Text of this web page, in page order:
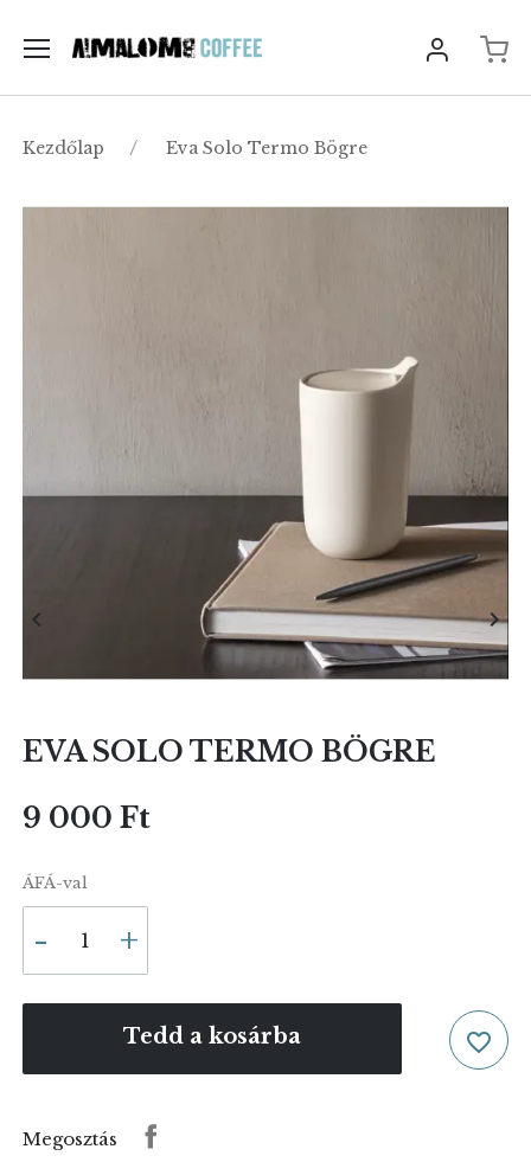
Kezdőlap Eva Solo Termo Bögre
 
EVA SOLO TERMO BÖGRE
9 000 Ft
ÁFÁ-val
Tedd a kosárba favorite_border
Megosztás